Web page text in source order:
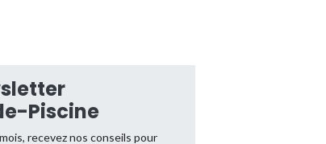
Piscine
recevez nos conseils pour